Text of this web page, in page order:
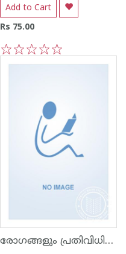
Add to Cart
Rs 75.00
രോഗങ്ങളും പ്രതിവിധികളും